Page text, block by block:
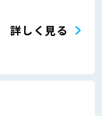
詳しく見る